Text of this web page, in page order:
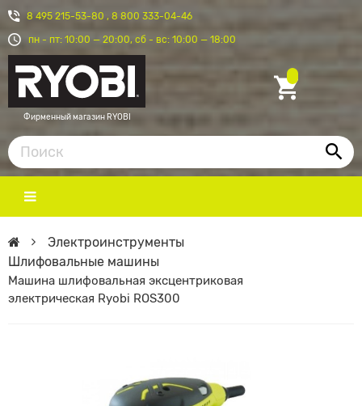
8 495 215-53-80 , 8 800 333-04-46
пн - пт: 10:00 — 20:00, сб - вс: 10:00 — 18:00
Фирменный магазин RYOBI
Электроинструменты
Шлифовальные машины
Машина шлифовальная эксцентриковая
электрическая Ryobi ROS300